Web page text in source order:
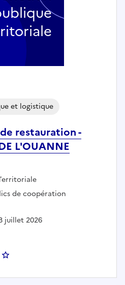
restauration -
L'OUANNE
et logistique
de coopération
juillet 2026
: Agente / Agent de restauration